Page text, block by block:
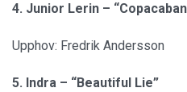
4. Junior Lerin –
Upphov: Fredrik Andersson
5. Indra – “Beautiful Lie”